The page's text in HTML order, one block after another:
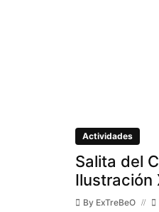
Actividades
Salita del
Ilustración
By ExTreBeO